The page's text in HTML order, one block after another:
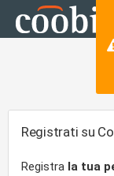
Registrati su
Registra la tua